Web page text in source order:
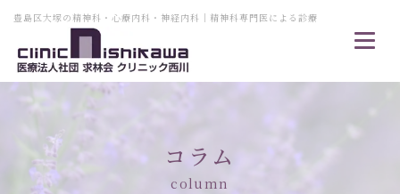
豊島区大塚の精神科・心療内科・神経内科｜精神科専門医による診療
コラム
column